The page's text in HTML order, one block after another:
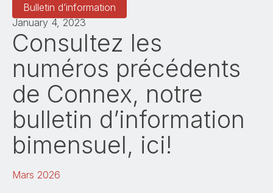
Février 2024
Octobre 2023
Bulletin d’information
January 4, 2023
Consultez les
numéros précédents
de Connex, notre
bulletin d’information
bimensuel, ici!
Mars 2026